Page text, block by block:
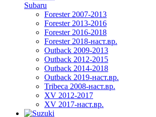
Subaru
Forester 2007-2013
Forester 2013-2016
Forester 2016-2018
Forester 2018-наст.вр.
Outback 2009-2013
Outback 2012-2015
Outback 2014-2018
Outback 2019-наст.вр.
Tribeca 2008-наст.вр.
XV 2012-2017
XV 2017-наст.вр.